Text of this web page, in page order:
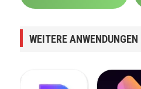
WEITERE ANWENDUNGEN